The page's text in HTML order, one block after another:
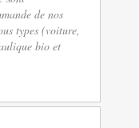
de nos
types (voiture,
bio et